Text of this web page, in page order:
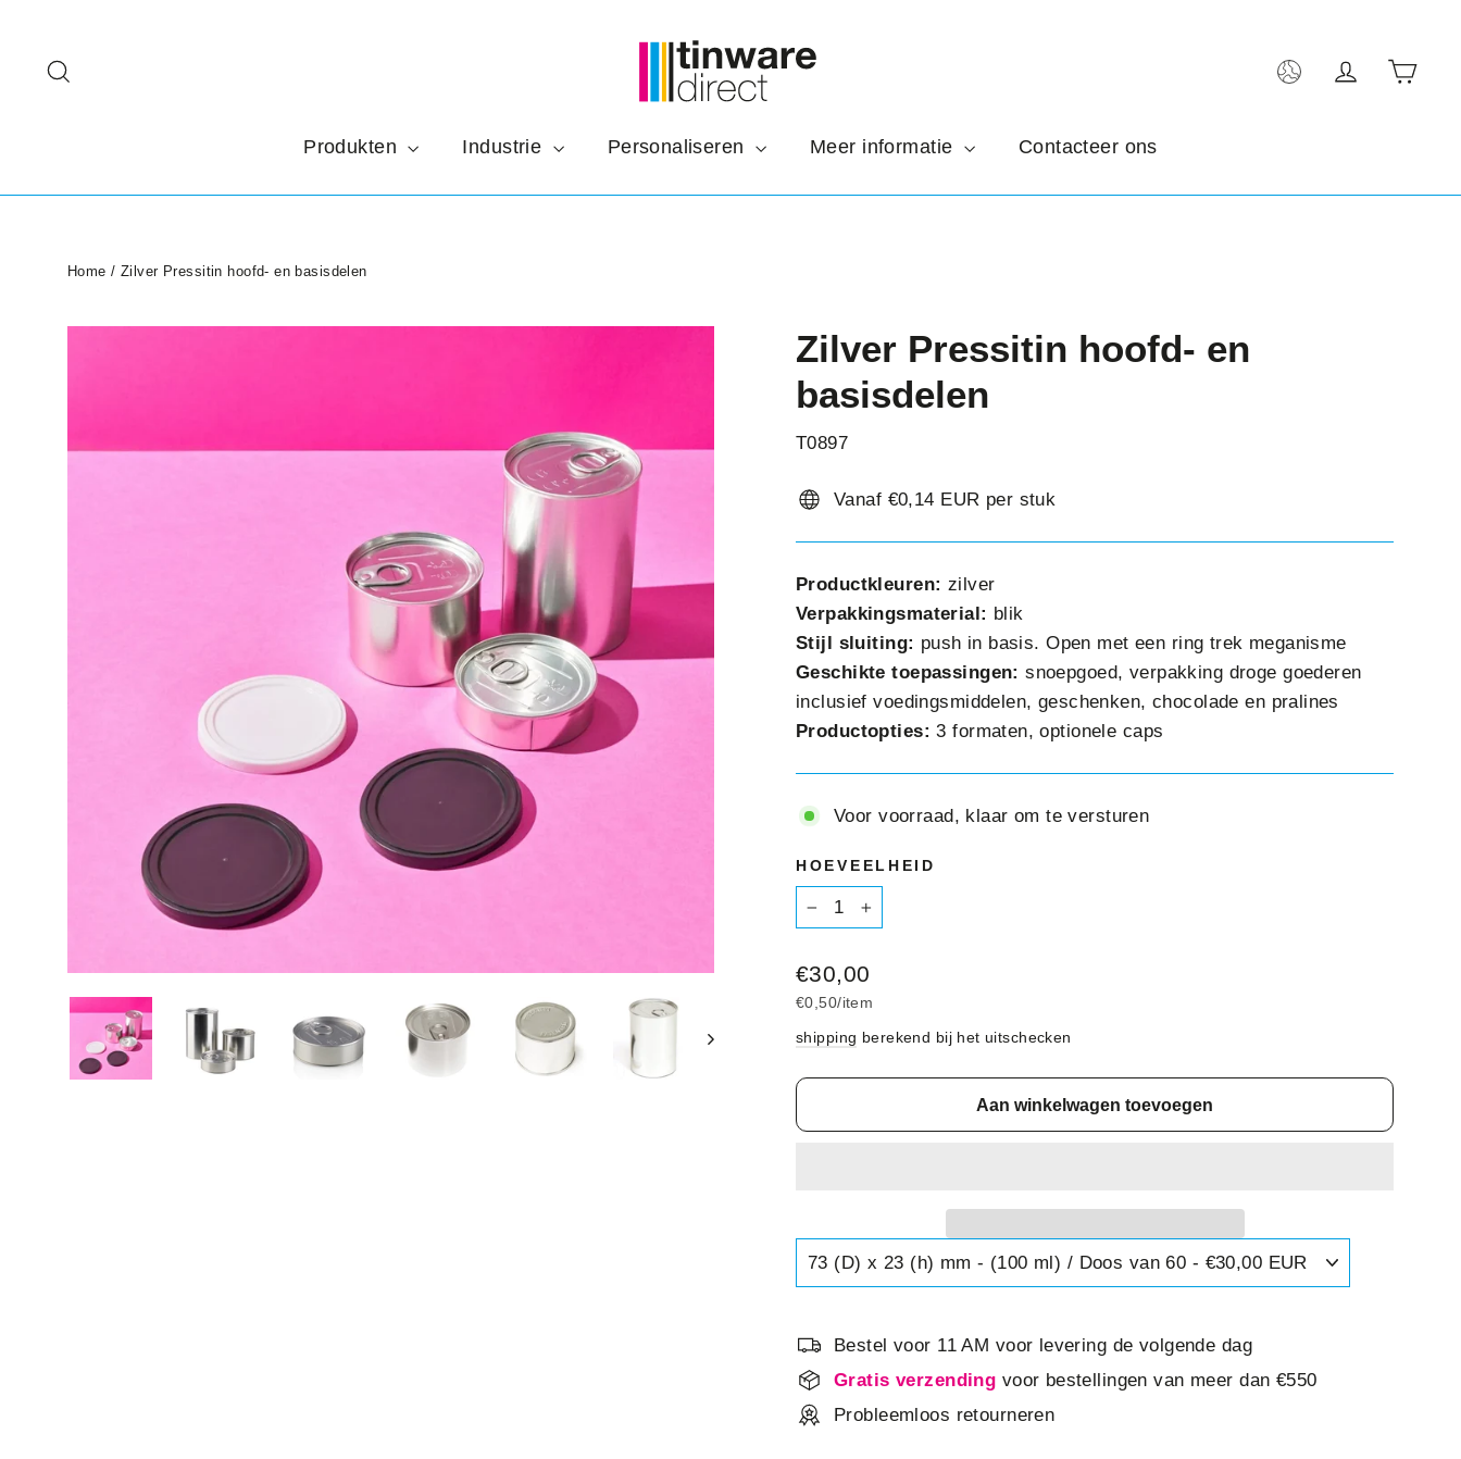
â
artikel
Inloggen
Produkten Industrie Personaliseren Meer informatie Contacteer ons
Home / Zilver Pressitin hoofd- en basisdelen
Zilver Pressitin hoofd- en
basisdelen
T0897
Vanaf €0,14 EUR per stuk
Productkleuren: zilver
Verpakkingsmaterial: blik
Stijl sluiting: push in basis. Open met een ring trek meganisme
Geschikte toepassingen:snoepgoed, verpakking droge goederen
inclusief voedingsmiddelen, geschenken, chocolade en pralines
Productopties: 3 formaten, optionele caps
Voor voorraad, klaar om te versturen
HOEVEELHEID
Normale
prijs
€30,00
€0,50/item
shipping berekend bij het uitschecken
Aan winkelwagen toevoegen
Bestel voor 11 AM voor levering de volgende dag
Gratis verzending voor bestellingen van meer dan €550
Probleemloos retourneren